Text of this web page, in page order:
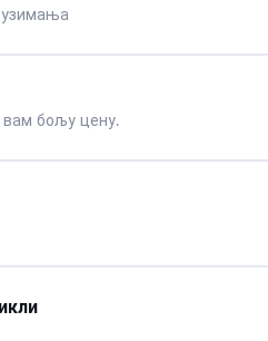
бољу цену.